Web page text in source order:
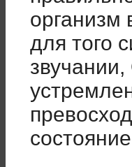
организм
для того